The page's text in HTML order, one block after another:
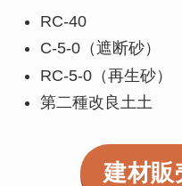
RC-40
C-5-0（遮断砂）
RC-5-0（再生砂）
第二種改良土土
建材販